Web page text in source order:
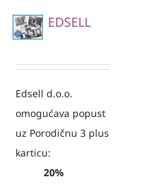
EDSELL
Edsell d.o.o.
omogućava popust
uz Porodičnu 3 plus
karticu:
20%